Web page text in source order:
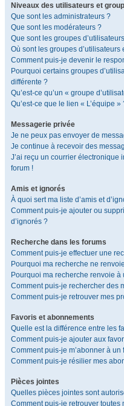
Niveaux des utilisateurs et
Que sont les administrateurs ?
Que sont les modérateurs ?
Que sont les groupes
Où sont les groupes
Comment puis-je devenir le
Pourquoi certains groupes
différente ?
Qu’est-ce qu’un « groupe
Qu’est-ce que le lien « L’équipe »
Messagerie privée
Je ne peux pas envoyer de
Je continue à recevoir des
J’ai reçu un courrier électronique
forum !
Amis et ignorés
À quoi sert ma liste d’amis et
Comment puis-je ajouter ou
d’ignorés ?
Recherche dans les forums
Comment puis-je effectuer une
Pourquoi ma recherche ne
Pourquoi ma recherche renvoie
Comment puis-je rechercher des
Comment puis-je retrouver mes
Favoris et abonnements
Quelle est la différence entre les
Comment puis-je ajouter aux
Comment puis-je m’abonner à
Comment puis-je résilier mes
Pièces jointes
Quelles pièces jointes sont
Comment puis-je retrouver toutes